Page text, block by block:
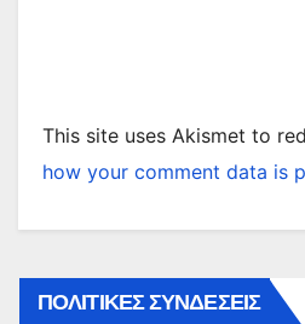
This site uses Akismet to
how your comment data is
ΠΟΛΙΤΙΚΕΣ ΣΥΝΔΕΣΕΙΣ